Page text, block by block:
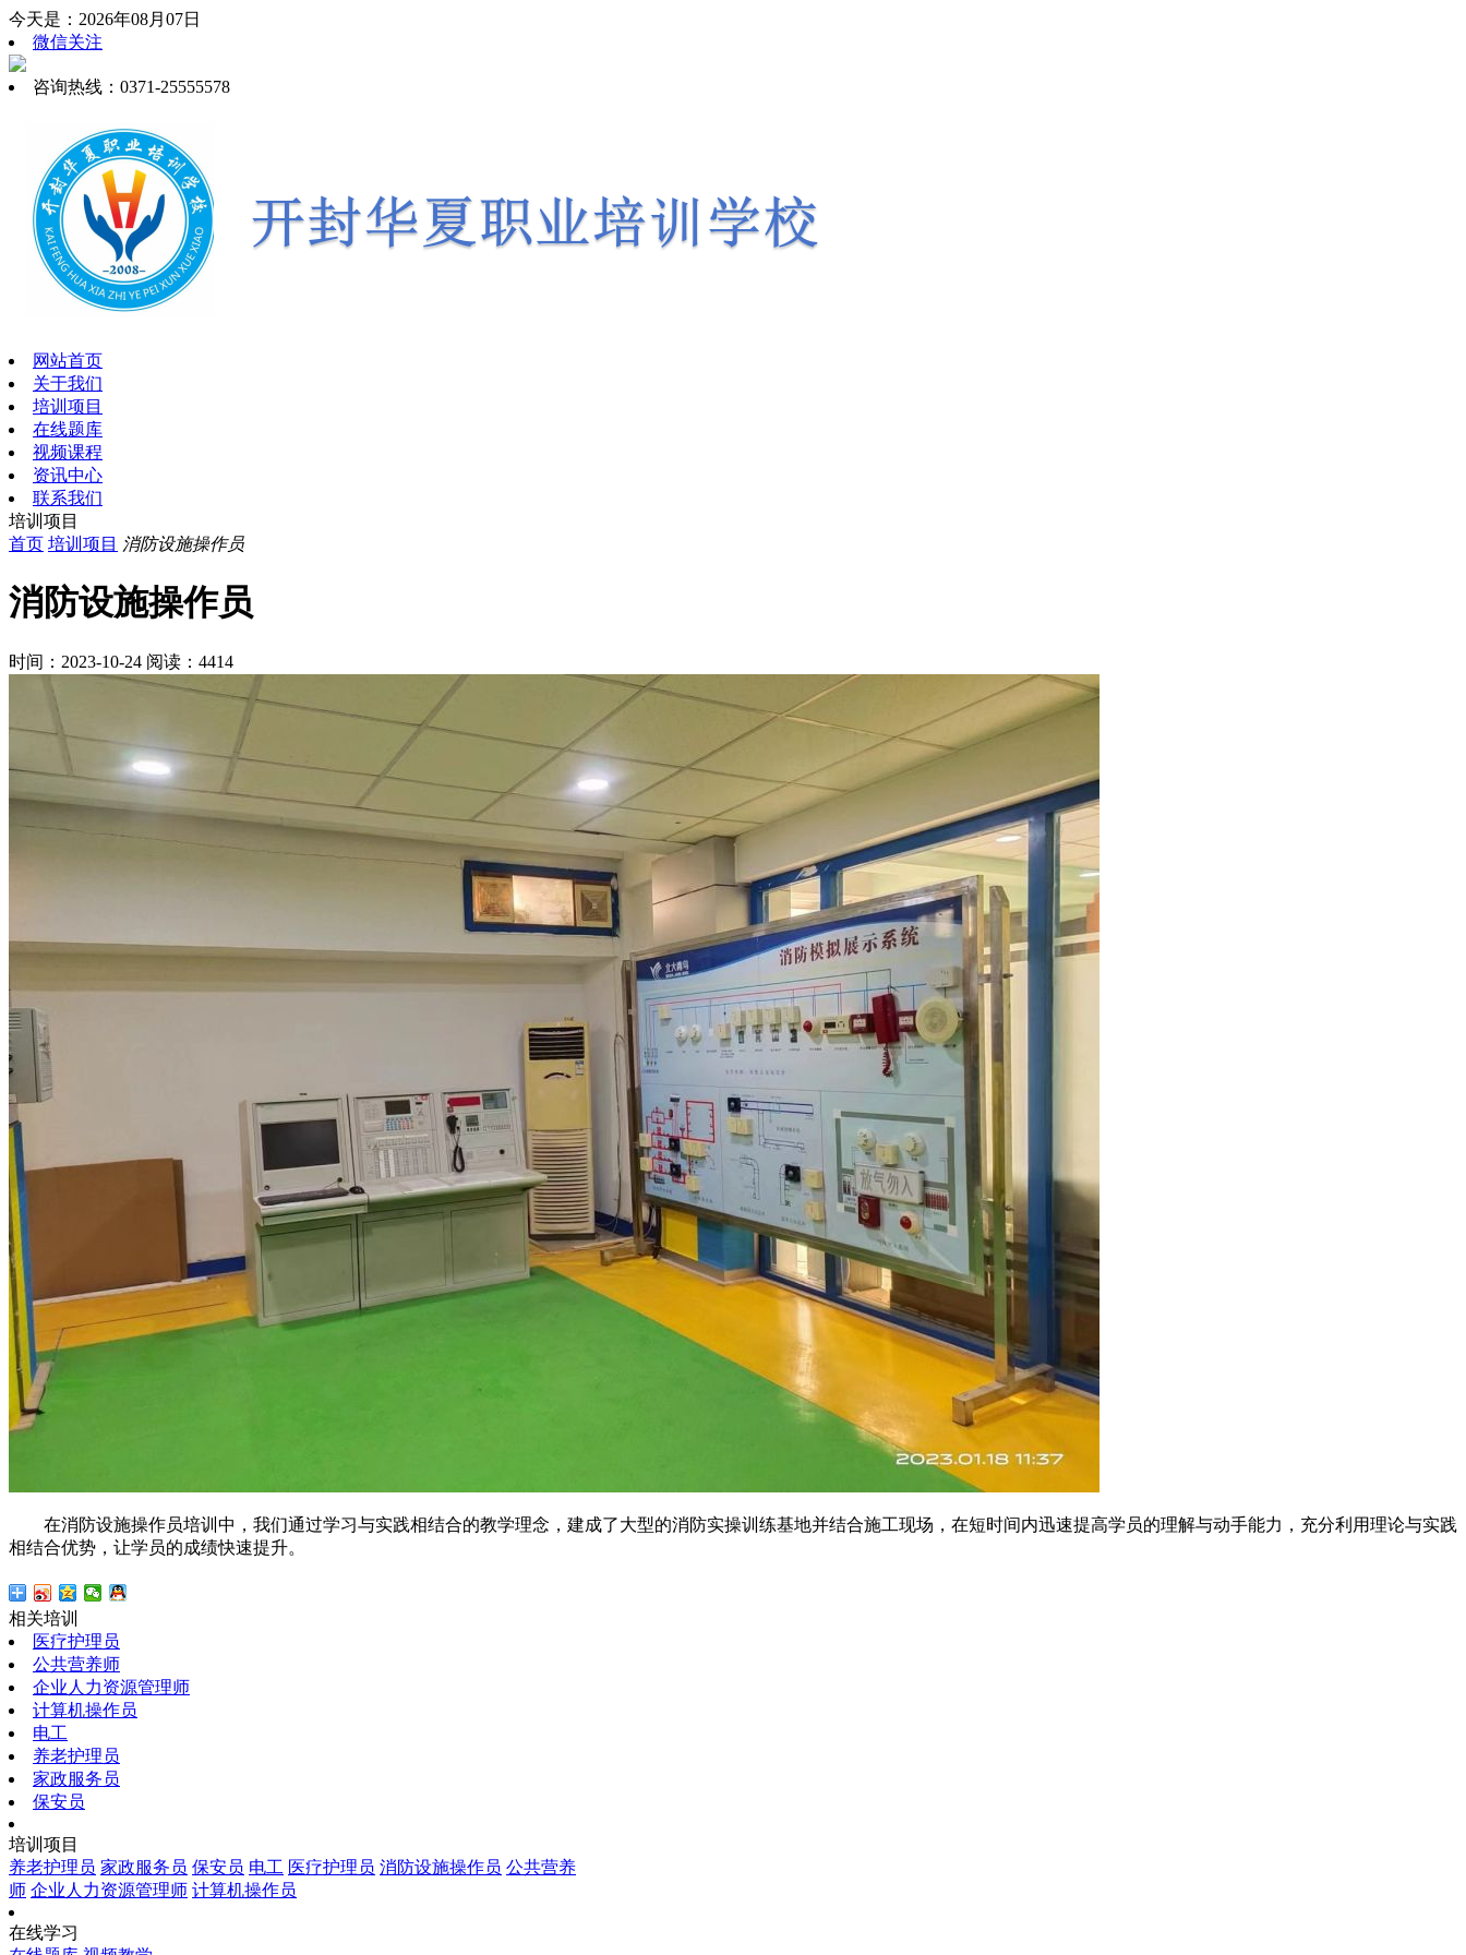
今天是：2026年08月07日
微信关注
咨询热线：0371-25555578
网站首页
关于我们
培训项目
在线题库
视频课程
资讯中心
联系我们
培训项目
首页 培训项目 消防设施操作员
消防设施操作员
时间：2023-10-24 阅读：4414
在消防设施操作员培训中，我们通过学习与实践相结合的教学理念，建成了大型的消防实操训练基地并结合施工现场，在短时间内迅速提高学员的理解与动手能力，充分利用理论与实践
相结合优势，让学员的成绩快速提升。
相关培训
医疗护理员
公共营养师
企业人力资源管理师
计算机操作员
电工
养老护理员
家政服务员
保安员
培训项目
养老护理员 家政服务员 保安员 电工 医疗护理员 消防设施操作员 公共营养
师 企业人力资源管理师 计算机操作员
在线学习